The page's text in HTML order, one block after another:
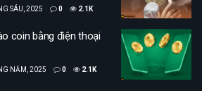
SÁU, 2025 0 2.1K
coin bằng điện thoại
NĂM, 2025 0 2.1K